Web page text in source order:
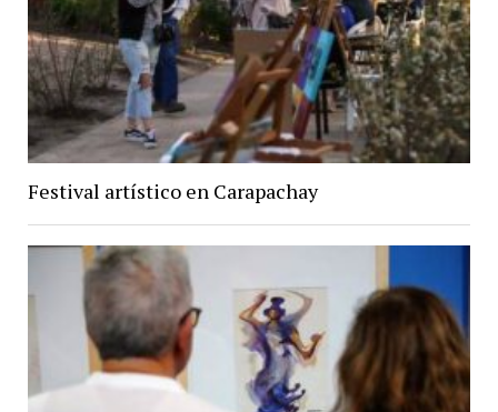
Festival artístico en Carapachay